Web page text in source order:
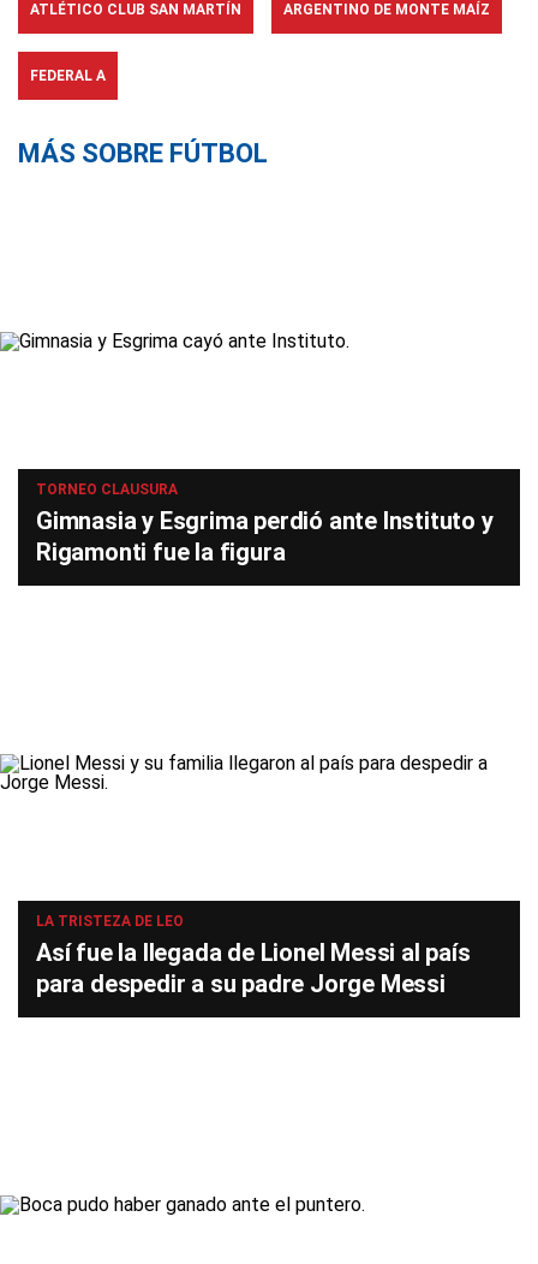
ATLÉTICO CLUB SAN MARTÍN ARGENTINO DE MONTE MAÍZ
FEDERAL A
MÁS SOBRE FÚTBOL
TORNEO CLAUSURA
Gimnasia y Esgrima perdió ante Instituto y
Rigamonti fue la figura
LA TRISTEZA DE LEO
Así fue la llegada de Lionel Messi al país
para despedir a su padre Jorge Messi